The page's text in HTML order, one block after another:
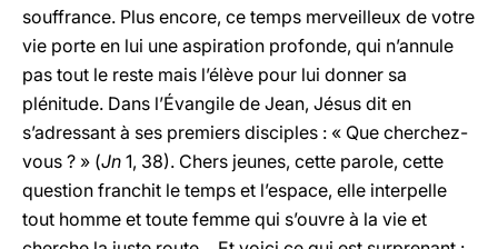
souffrance. Plus encore, ce temps merveilleux de votre
vie porte en lui une aspiration profonde, qui n’annule
pas tout le reste mais l’élève pour lui donner sa
plénitude. Dans l’Évangile de Jean, Jésus dit en
s’adressant à ses premiers disciples : « Que cherchez-
vous ? » (Jn 1, 38). Chers jeunes, cette parole, cette
question franchit le temps et l’espace, elle interpelle
tout homme et toute femme qui s’ouvre à la vie et